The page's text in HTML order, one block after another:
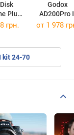
Plus
I U3
Godox
AD200Pro
грн. от 1 978
kit 24-70